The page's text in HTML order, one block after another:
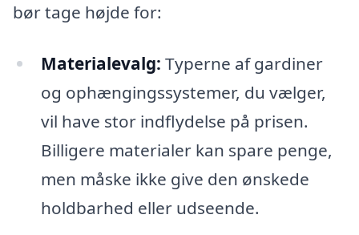
bør tage højde for:
Materialevalg: Typerne af gardiner
og ophængingssystemer, du vælger,
vil have stor indflydelse på prisen.
Billigere materialer kan spare penge,
men måske ikke give den ønskede
holdbarhed eller udseende.